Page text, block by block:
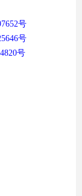
号
号
号